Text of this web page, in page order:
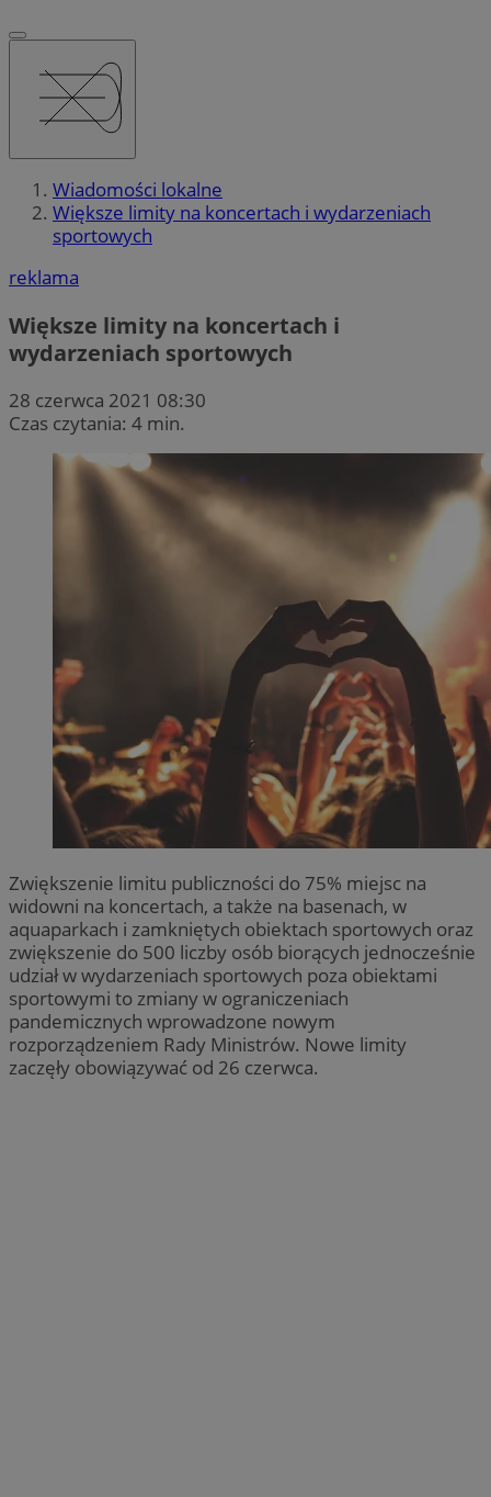
Wiadomości lokalne
Większe limity na koncertach i wydarzeniach
sportowych
reklama
Większe limity na koncertach i
wydarzeniach sportowych
28 czerwca 2021 08:30
Czas czytania: 4 min.
Zwiększenie limitu publiczności do 75% miejsc na
widowni na koncertach, a także na basenach, w
aquaparkach i zamkniętych obiektach sportowych oraz
zwiększenie do 500 liczby osób biorących jednocześnie
udział w wydarzeniach sportowych poza obiektami
sportowymi to zmiany w ograniczeniach
pandemicznych wprowadzone nowym
rozporządzeniem Rady Ministrów. Nowe limity
zaczęły obowiązywać od 26 czerwca.